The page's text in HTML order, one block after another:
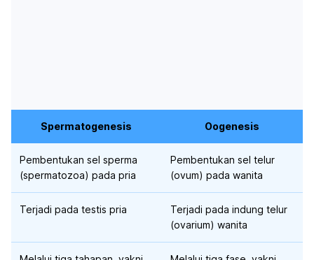
Spermatogenesis Oogenesis
Pembentukan sel sperma
(spermatozoa) pada pria
Pembentukan sel telur
(ovum) pada wanita
Terjadi pada testis pria
Terjadi pada indung telur
(ovarium) wanita